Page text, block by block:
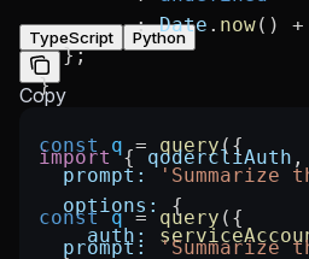
        :
Date . now() +
  };
}
const q = query({
  prompt:
'Summarize
  options:
{
    auth:
TypeScript Python
Copy
import { qodercliAuth ,
const q = query ({
  prompt:
'Summarize